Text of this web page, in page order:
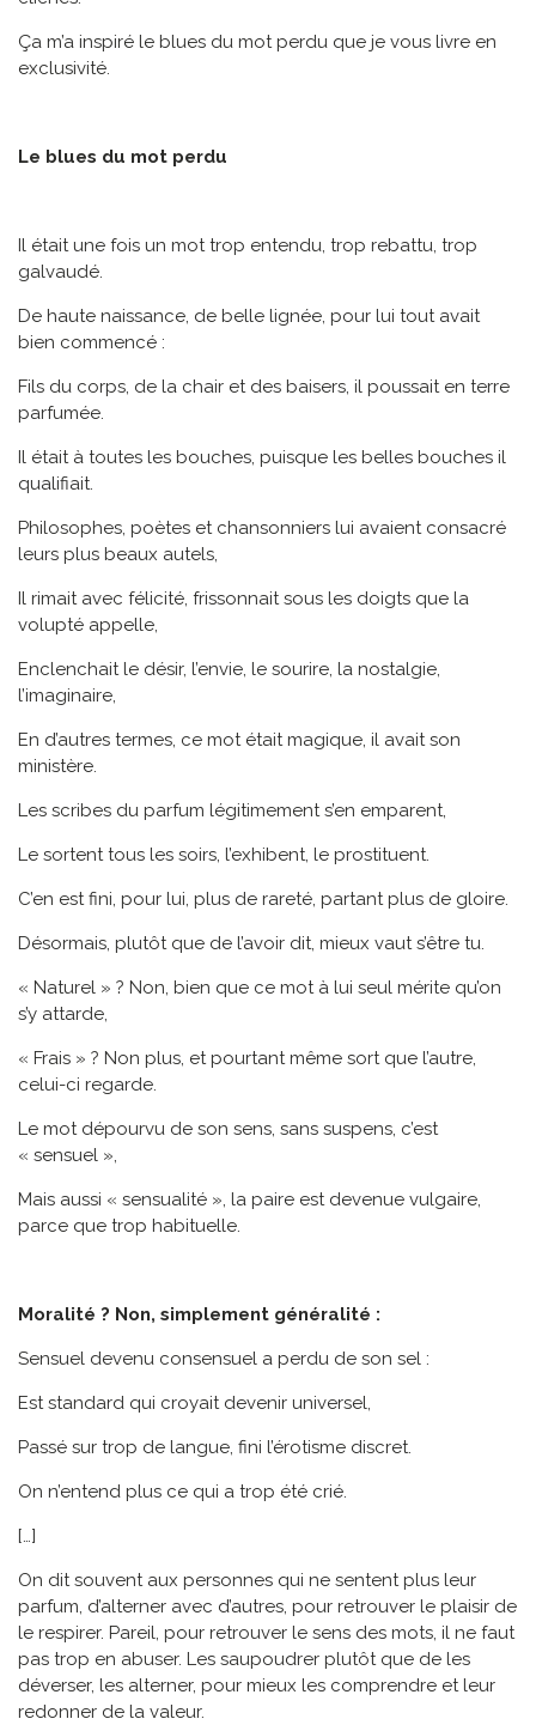
Ça m’a inspiré le blues du mot perdu que je vous livre en
exclusivité.
Le blues du mot perdu
Il était une fois un mot trop entendu, trop rebattu, trop
galvaudé.
De haute naissance, de belle lignée, pour lui tout avait
bien commencé :
Fils du corps, de la chair et des baisers, il poussait en terre
parfumée.
Il était à toutes les bouches, puisque les belles bouches il
qualifiait.
Philosophes, poètes et chansonniers lui avaient consacré
leurs plus beaux autels,
Il rimait avec félicité, frissonnait sous les doigts que la
volupté appelle,
Enclenchait le désir, l’envie, le sourire, la nostalgie,
l’imaginaire,
En d’autres termes, ce mot était magique, il avait son
ministère.
Les scribes du parfum légitimement s’en emparent,
Le sortent tous les soirs, l’exhibent, le prostituent.
C’en est fini, pour lui, plus de rareté, partant plus de gloire.
Désormais, plutôt que de l’avoir dit, mieux vaut s’être tu.
« Naturel » ? Non, bien que ce mot à lui seul mérite qu’on
s’y attarde,
« Frais » ? Non plus, et pourtant même sort que l’autre,
celui-ci regarde.
Le mot dépourvu de son sens, sans suspens, c’est
« sensuel »,
Mais aussi « sensualité », la paire est devenue vulgaire,
parce que trop habituelle.
Moralité ? Non, simplement généralité :
Sensuel devenu consensuel a perdu de son sel :
Est standard qui croyait devenir universel,
Passé sur trop de langue, fini l’érotisme discret.
On n’entend plus ce qui a trop été crié.
[…]
On dit souvent aux personnes qui ne sentent plus leur
parfum, d’alterner avec d’autres, pour retrouver le plaisir de
le respirer. Pareil, pour retrouver le sens des mots, il ne faut
pas trop en abuser. Les saupoudrer plutôt que de les
déverser, les alterner, pour mieux les comprendre et leur
redonner de la valeur.